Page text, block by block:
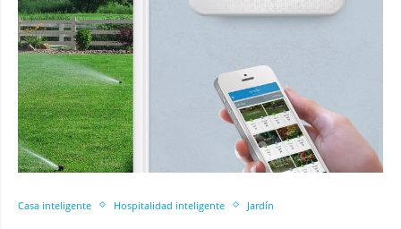
Casa inteligente Hospitalidad inteligente Jardín